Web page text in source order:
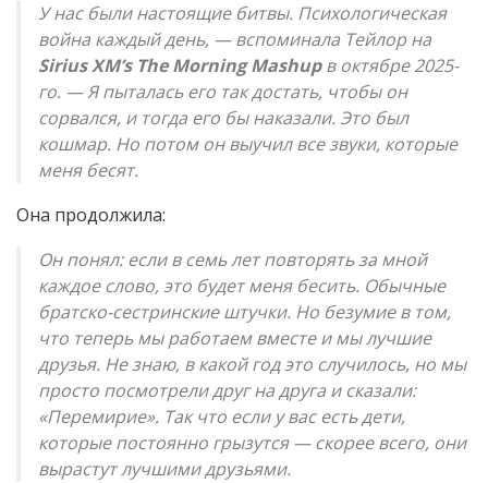
У нас были настоящие битвы. Психологическая
война каждый день, — вспоминала Тейлор на
Sirius XM’s The Morning Mashupв октябре 2025-
го. — Я пыталась его так достать, чтобы он
сорвался, и тогда его бы наказали. Это был
кошмар. Но потом он выучил все звуки, которые
меня бесят.
Она продолжила:
Он понял: если в семь лет повторять за мной
каждое слово, это будет меня бесить. Обычные
братско-сестринские штучки. Но безумие в том,
что теперь мы работаем вместе и мы лучшие
друзья. Не знаю, в какой год это случилось, но мы
просто посмотрели друг на друга и сказали:
«Перемирие». Так что если у вас есть дети,
которые постоянно грызутся — скорее всего, они
вырастут лучшими друзьями.